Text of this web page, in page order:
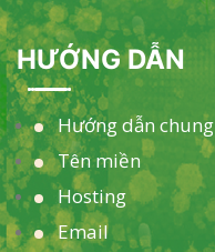
HƯỚNG DẪN
Hướng dẫn chung
Tên miền
Hosting
Email